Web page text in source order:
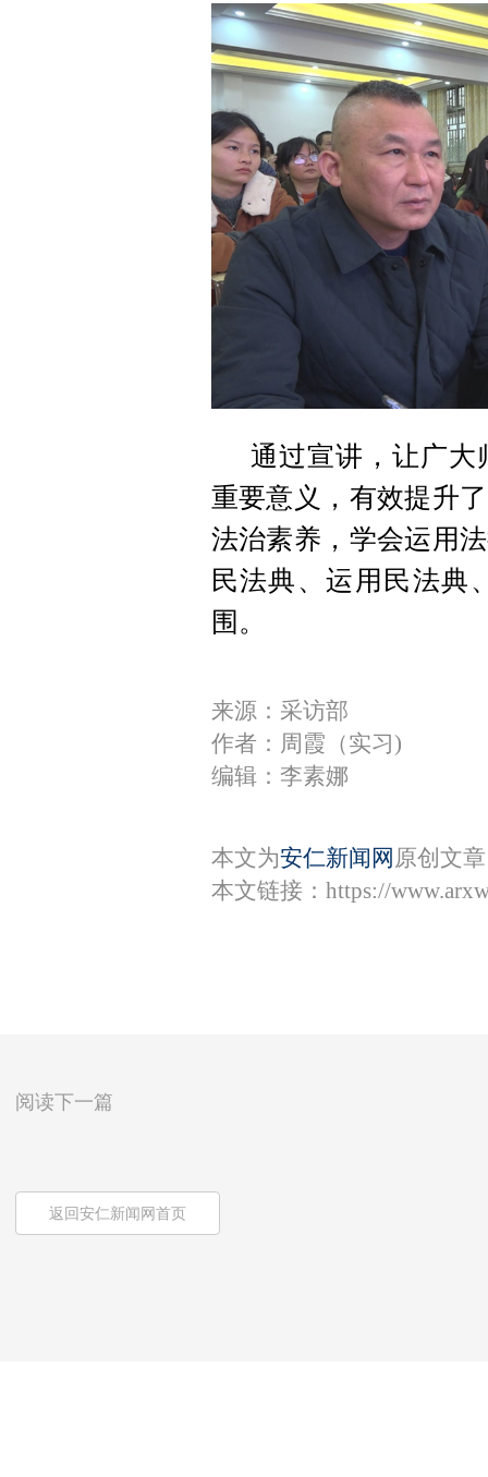
通过宣讲，让广大
重要意义，有效提升
法治素养，学会运用
民法典、运用民法典
围。
来源：采访部
作者：周霞（实习)
编辑：李素娜
本文为安仁新闻网 原创文
本文链接： https://
阅读下一篇
返回安仁新闻网首页